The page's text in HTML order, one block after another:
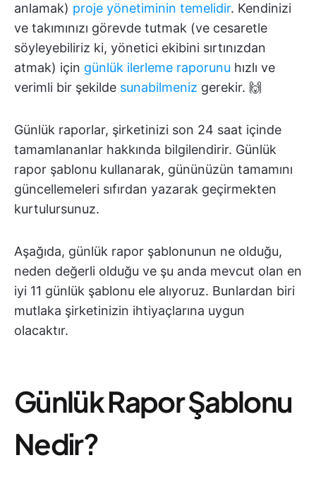
anlamak) proje yönetiminin temelidir. Kendinizi
ve takımınızı görevde tutmak (ve cesaretle
söyleyebiliriz ki, yönetici ekibini sırtınızdan
atmak) için günlük ilerleme raporunu hızlı ve
verimli bir şekilde sunabilmeniz gerekir. 🙌
Günlük raporlar, şirketinizi son 24 saat içinde
tamamlananlar hakkında bilgilendirir. Günlük
rapor şablonu kullanarak, gününüzün tamamını
güncellemeleri sıfırdan yazarak geçirmekten
kurtulursunuz.
Aşağıda, günlük rapor şablonunun ne olduğu,
neden değerli olduğu ve şu anda mevcut olan en
iyi 11 günlük şablonu ele alıyoruz. Bunlardan biri
mutlaka şirketinizin ihtiyaçlarına uygun
olacaktır.
Günlük Rapor Şablonu
Nedir?